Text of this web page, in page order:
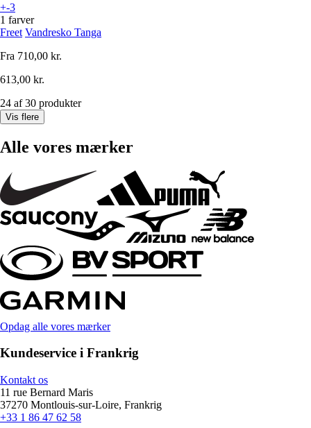
+-3
1 farver
Freet Vandresko Tanga
Fra 710,00 kr.
613,00 kr.
24 af 30 produkter
Vis flere
Alle vores mærker
Opdag alle vores mærker
Kundeservice i Frankrig
Kontakt os
11 rue Bernard Maris
37270 Montlouis-sur-Loire, Frankrig
+33 1 86 47 62 58